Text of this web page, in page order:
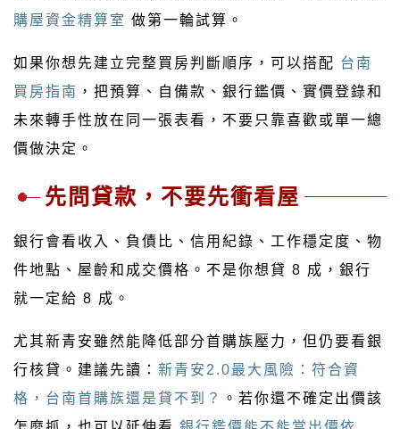
購屋資金精算室 做第一輪試算。
如果你想先建立完整買房判斷順序，可以搭配 台南
買房指南 ，把預算、自備款、銀行鑑價、實價登錄和
未來轉手性放在同一張表看，不要只靠喜歡或單一總
價做決定。
先問貸款，不要先衝看屋
銀行會看收入、負債比、信用紀錄、工作穩定度、物
件地點、屋齡和成交價格。不是你想貸 8 成，銀行
就一定給 8 成。
尤其新青安雖然能降低部分首購族壓力，但仍要看銀
行核貸。建議先讀： 新青安2.0最大風險：符合資
格，台南首購族還是貸不到？
。若你還不確定出價該